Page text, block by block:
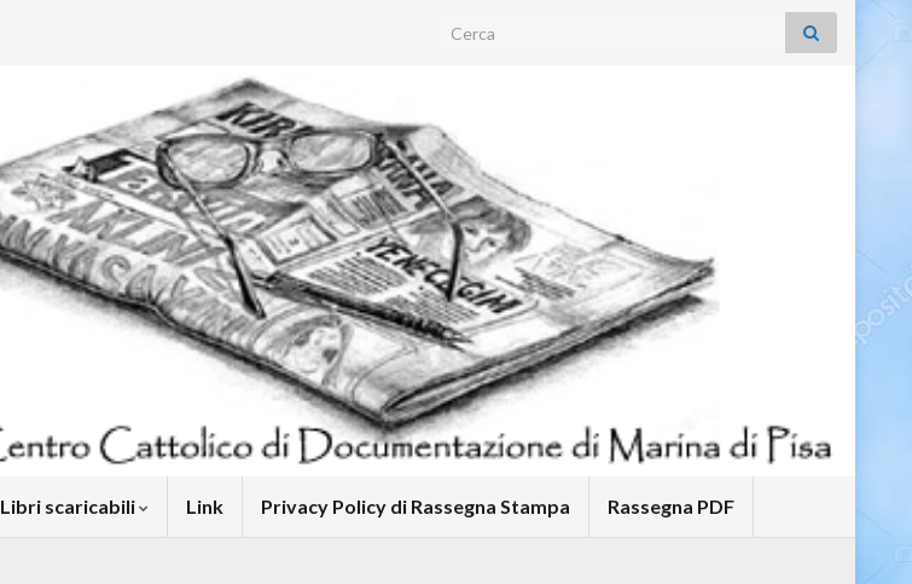
Search for:
Libri scaricabili Link Privacy Policy di Rassegna Stampa Rassegna PDF